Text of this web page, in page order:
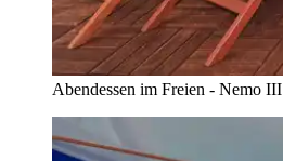
Abendessen im Freien - Nemo III